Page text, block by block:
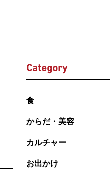
Category
食
からだ・美容
カルチャー
お出かけ